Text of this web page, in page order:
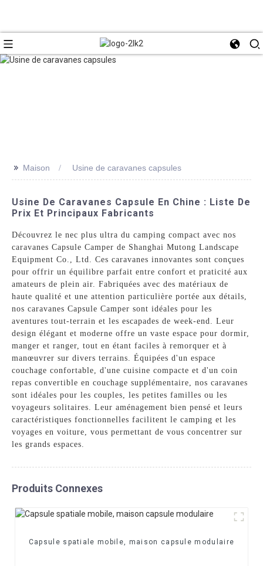
>> Maison Usine de caravanes capsules
Usine De Caravanes Capsule En Chine : Liste De
Prix Et Principaux Fabricants
Découvrez le nec plus ultra du camping compact avec nos
caravanes Capsule Camper de Shanghai Mutong Landscape
Equipment Co., Ltd. Ces caravanes innovantes sont conçues
pour offrir un équilibre parfait entre confort et praticité aux
amateurs de plein air. Fabriquées avec des matériaux de
haute qualité et une attention particulière portée aux détails,
nos caravanes Capsule Camper sont idéales pour les
aventures tout-terrain et les escapades de week-end. Leur
design élégant et moderne offre un vaste espace pour dormir,
manger et ranger, tout en étant faciles à remorquer et à
manœuvrer sur divers terrains. Équipées d'un espace
couchage confortable, d'une cuisine compacte et d'un coin
repas convertible en couchage supplémentaire, nos caravanes
sont idéales pour les couples, les petites familles ou les
voyageurs solitaires. Leur aménagement bien pensé et leurs
caractéristiques fonctionnelles facilitent le camping et les
voyages en voiture, vous permettant de vous concentrer sur
les grands espaces.
Produits Connexes
Capsule spatiale mobile, maison capsule modulaire